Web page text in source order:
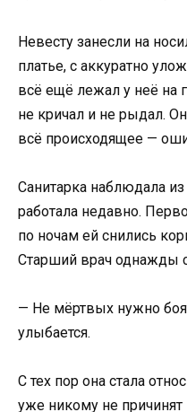
Невесту занесли на
платье, с аккуратно
всё ещё лежал у неё на
не кричал и не рыдал.
всё происходящее —
Санитарка наблюдала
работала недавно.
по ночам ей снились
Старший врач однажды
— Не мёртвых нужно
улыбается.
С тех пор она стала
уже никому не причинят